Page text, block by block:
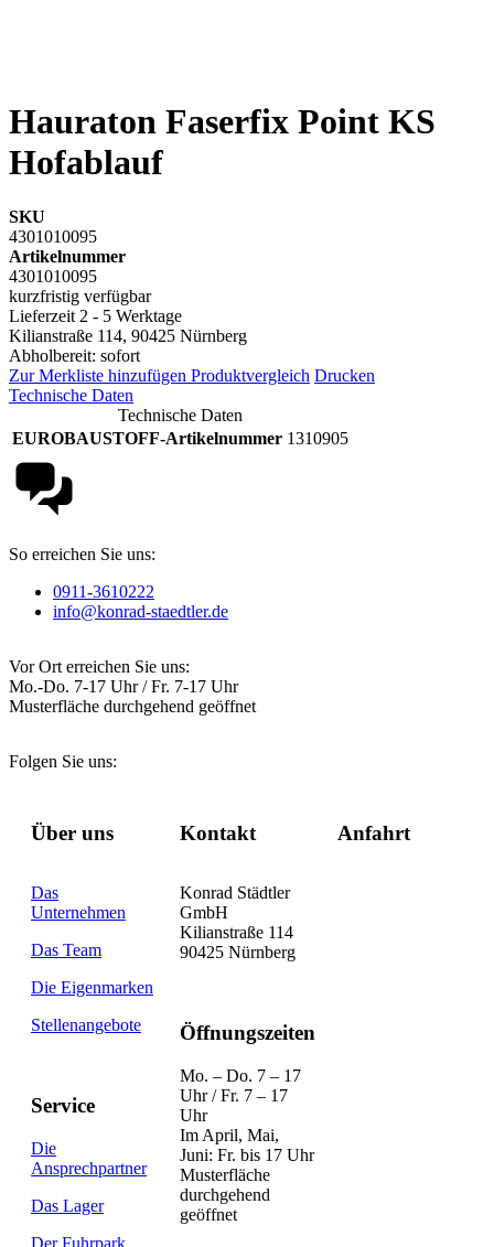
Hauraton Faserfix Point KS
Hofablauf
SKU
4301010095
Artikelnummer
4301010095
kurzfristig verfügbar
Lieferzeit 2 - 5 Werktage
Kilianstraße 114, 90425 Nürnberg
Abholbereit: sofort
Zur Merkliste hinzufügen Produktvergleich Drucken
Technische Daten
Technische Daten
EUROBAUSTOFF-Artikelnummer 1310905
So erreichen Sie uns:
0911-3610222
info@konrad-staedtler.de
Vor Ort erreichen Sie uns:
Mo.-Do. 7-17 Uhr / Fr. 7-17 Uhr
Musterfläche durchgehend geöffnet
Folgen Sie uns:
Über uns
Das
Unternehmen
Das Team
Die Eigenmarken
Stellenangebote
Service
Die
Ansprechpartner
Das Lager
Der Fuhrpark
Kontakt
Konrad Städtler
GmbH
Kilianstraße 114
90425 Nürnberg
Öffnungszeiten
Mo. – Do. 7 – 17
Uhr / Fr. 7 – 17
Uhr
Im April, Mai,
Juni: Fr. bis 17 Uhr
Musterfläche
durchgehend
geöffnet
Anfahrt